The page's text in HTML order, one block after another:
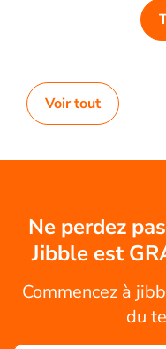
Voir tout
Ne perdez
Jibble est
Commencez à
du